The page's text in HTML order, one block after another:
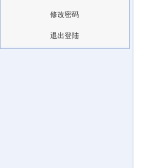
修改密码
退出登陆